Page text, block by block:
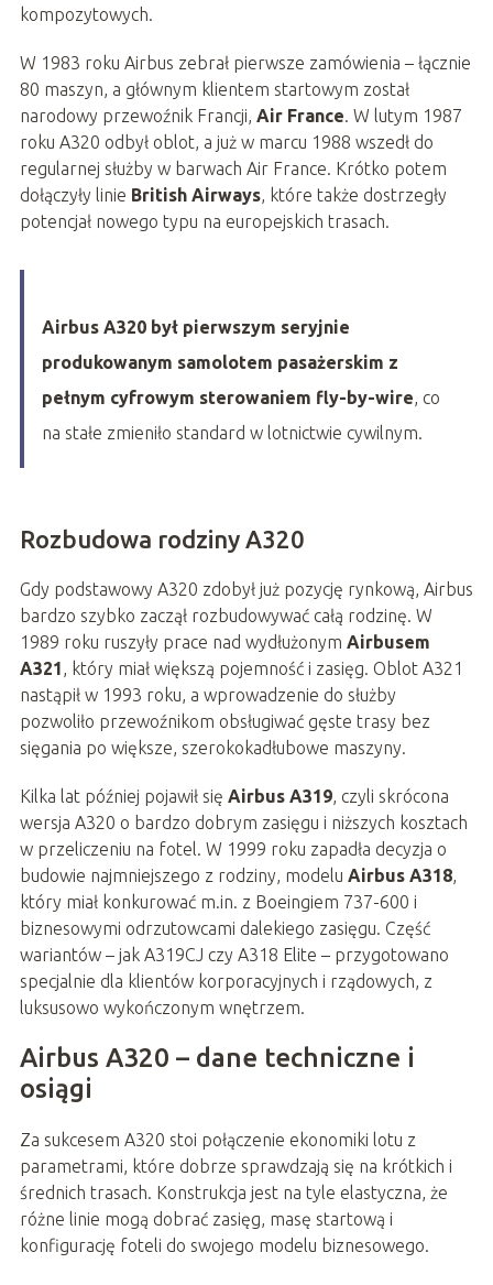
kompozytowych.
W 1983 roku Airbus zebrał pierwsze zamówienia – łącznie
80 maszyn, a głównym klientem startowym został
narodowy przewoźnik Francji, Air France. W lutym 1987
roku A320 odbył oblot, a już w marcu 1988 wszedł do
regularnej służby w barwach Air France. Krótko potem
dołączyły linie British Airways, które także dostrzegły
potencjał nowego typu na europejskich trasach.
Airbus A320 był pierwszym seryjnie
produkowanym samolotem pasażerskim z
pełnym cyfrowym sterowaniem fly-by-wire, co
na stałe zmieniło standard w lotnictwie cywilnym.
Rozbudowa rodziny A320
Gdy podstawowy A320 zdobył już pozycję rynkową, Airbus
bardzo szybko zaczął rozbudowywać całą rodzinę. W
1989 roku ruszyły prace nad wydłużonym Airbusem
A321, który miał większą pojemność i zasięg. Oblot A321
nastąpił w 1993 roku, a wprowadzenie do służby
pozwoliło przewoźnikom obsługiwać gęste trasy bez
sięgania po większe, szerokokadłubowe maszyny.
Kilka lat później pojawił się Airbus A319, czyli skrócona
wersja A320 o bardzo dobrym zasięgu i niższych kosztach
w przeliczeniu na fotel. W 1999 roku zapadła decyzja o
budowie najmniejszego z rodziny, modelu Airbus A318,
który miał konkurować m.in. z Boeingiem 737-600 i
biznesowymi odrzutowcami dalekiego zasięgu. Część
wariantów – jak A319CJ czy A318 Elite – przygotowano
specjalnie dla klientów korporacyjnych i rządowych, z
luksusowo wykończonym wnętrzem.
Airbus A320 – dane techniczne i
osiągi
Za sukcesem A320 stoi połączenie ekonomiki lotu z
parametrami, które dobrze sprawdzają się na krótkich i
średnich trasach. Konstrukcja jest na tyle elastyczna, że
różne linie mogą dobrać zasięg, masę startową i
konfigurację foteli do swojego modelu biznesowego.